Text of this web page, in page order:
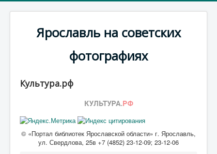
Ярославль на советских
фотографиях
Культура.рф
© «Портал библиотек Ярославской области» г. Ярославль,
ул. Свердлова, 25в +7 (4852) 23-12-09; 23-12-06